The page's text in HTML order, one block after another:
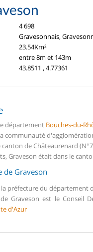
4 698
Gravesonnais,
23.54Km²
entre 8m et 143m
43.8511 , 4.77361
département Bouches-du-
communauté
canton de Châteaurenard
Graveson était dans le
de Graveson
préfecture du département
Graveson est le Conseil
d'Azur